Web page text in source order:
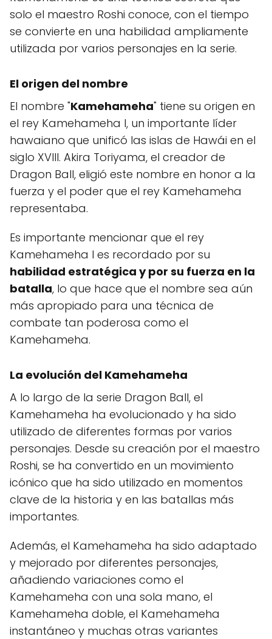
solo el maestro Roshi conoce, con el tiempo
se convierte en una habilidad ampliamente
utilizada por varios personajes en la serie.
El origen del nombre
El nombre "Kamehameha" tiene su origen en
el rey Kamehameha I, un importante líder
hawaiano que unificó las islas de Hawái en el
siglo XVIII. Akira Toriyama, el creador de
Dragon Ball, eligió este nombre en honor a la
fuerza y el poder que el rey Kamehameha
representaba.
Es importante mencionar que el rey
Kamehameha I es recordado por su
habilidad estratégica y por su fuerza en la
batalla, lo que hace que el nombre sea aún
más apropiado para una técnica de
combate tan poderosa como el
Kamehameha.
La evolución del Kamehameha
A lo largo de la serie Dragon Ball, el
Kamehameha ha evolucionado y ha sido
utilizado de diferentes formas por varios
personajes. Desde su creación por el maestro
Roshi, se ha convertido en un movimiento
icónico que ha sido utilizado en momentos
clave de la historia y en las batallas más
importantes.
Además, el Kamehameha ha sido adaptado
y mejorado por diferentes personajes,
añadiendo variaciones como el
Kamehameha con una sola mano, el
Kamehameha doble, el Kamehameha
instantáneo y muchas otras variantes